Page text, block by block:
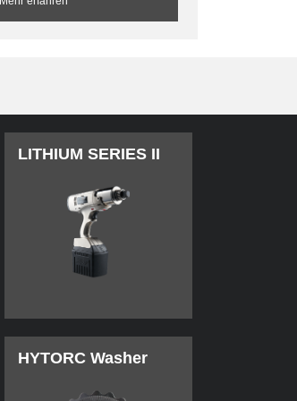
LITHIUM SERIES II
HYTORC Washer